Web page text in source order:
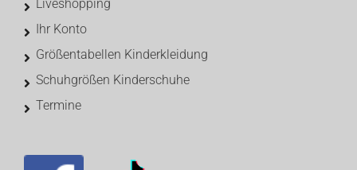
Liveshopping
Ihr Konto
Größentabellen Kinderkleidung
Schuhgrößen Kinderschuhe
Termine